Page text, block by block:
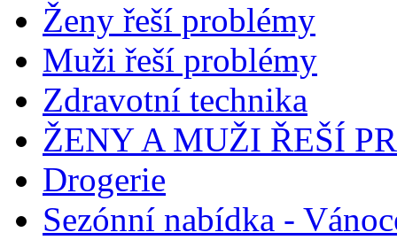
Ženy řeší problémy
Muži řeší problémy
Zdravotní technika
ŽENY A MUŽI ŘEŠÍ
Drogerie
Sezónní nabídka -